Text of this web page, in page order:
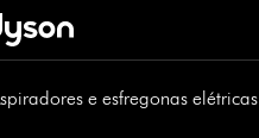
e esfregonas elétricas